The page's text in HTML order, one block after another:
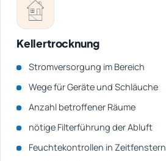
Kellertrocknung
Stromversorgung im Bereich
Wege für Geräte und Schläuche
Anzahl betroffener Räume
nötige Filterführung der Abluft
Feuchtekontrollen in Zeitfenstern